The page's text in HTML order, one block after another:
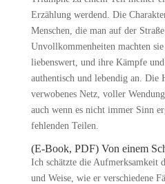
Erzählung werdend. Die
Menschen, die man auf der
Unvollkommenheiten machten
liebenswert, und ihre Kämpfe
authentisch und lebendig an. Die
verwobenes Netz, voller
auch wenn es nicht immer Sinn
fehlenden Teilen.
(E-Book, PDF) Von einem
Ich schätzte die Aufmerksamkeit
und Weise, wie er verschiedene